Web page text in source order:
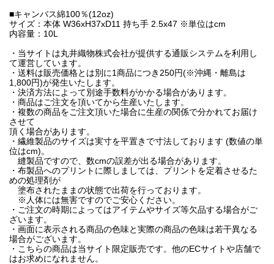
■キャンバス綿100％(12oz)
サイズ：本体 W36xH37xD11 持ち手 2.5x47 ※単位はcm
内容量：10L
・当サイトは丸井織物株式会社が提供する通販システムを利用し
て運営しています。
・送料は販売価格とは別に1商品につき250円(※沖縄・離島は
1,800円)が発生いたします。
・決済方法によって別途手数料がかかる場合があります。
・商品はご注文を頂いてから生産いたします。
・複数の商品をご注文頂いた場合に生産の関係で分かれてお届け
させて
頂く場合があります。
・繊維製品のサイズは実寸を平置きで寸法しております (数値の単
位はcm)。
縫製品ですので、数cmの誤差が出る場合があります。
・布製品へのプリントに際しましては、プリントを定着させるた
めの処理剤が
塗布されたままの状態で出荷を行っております。
※人体には無害ですのでご安心ください。
・ご注文の時期によってはアイテムやサイズ等欠品する場合がご
ざいます。
・画面に表示される商品の色味と実際の商品の色味は若干異なる
場合がございます。
・こちらの商品は当サイト限定販売です。他のECサイトや店舗で
はお求めになれません。